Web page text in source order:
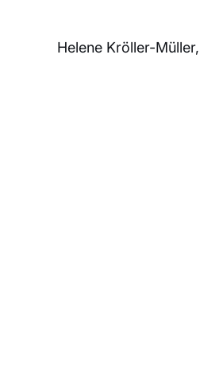
Helene Kröller-